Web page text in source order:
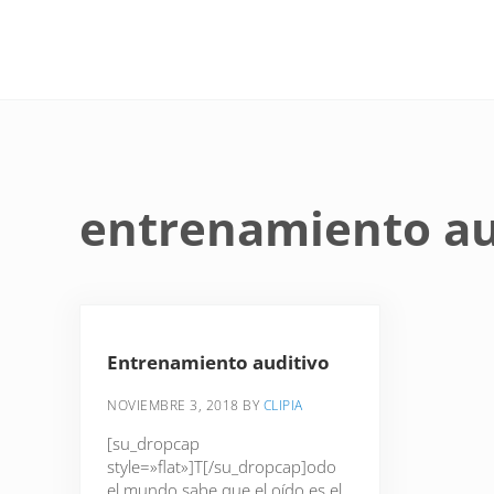
entrenamiento
Entrenamiento auditivo
NOVIEMBRE 3, 2018 BY CLIPIA
[su_dropcap
style=»flat»]T[/su_dropcap]odo